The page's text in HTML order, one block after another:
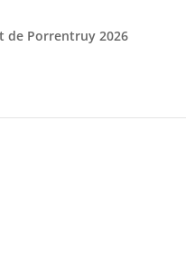
de Porrentruy 2026